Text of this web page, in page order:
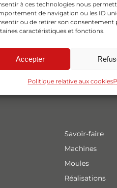
à ces technologies nous
de navigation ou les ID
ou de retirer son consentement
caractéristiques et fonctions.
Accepter
Politique relative aux cookies
Savoir-faire
Machines
Moules
Réalisations